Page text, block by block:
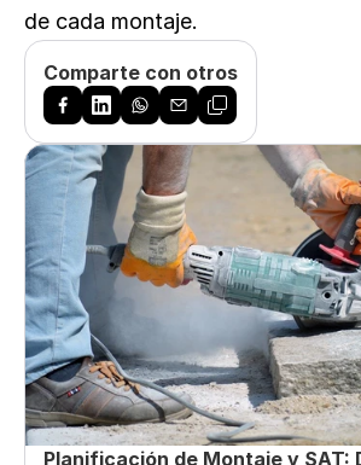
de cada montaje.
Comparte con otros
Planificación de Montaje y SAT: